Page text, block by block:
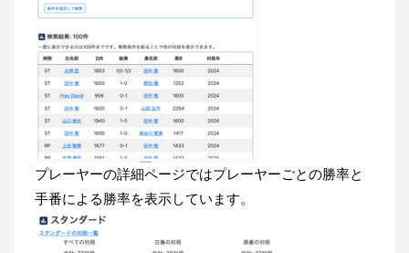
プレーヤーの詳細ページではプレーヤーごとの勝率と
手番による勝率を表示しています。